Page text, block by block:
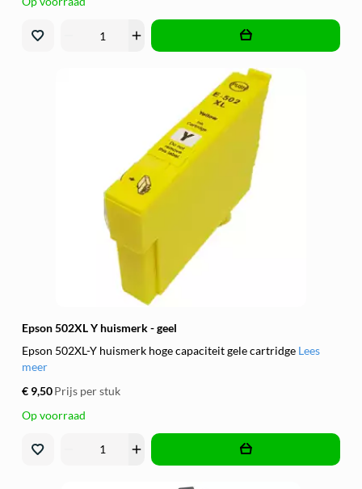
add
Epson 502XL Y huismerk - geel
Epson 502XL-Y huismerk hoge capaciteit gele cartridge Lees
meer
€ 9,50Prijs per stuk
Op voorraad
add